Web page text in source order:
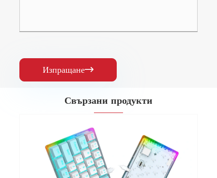
Изпращане
Свързани продукти
LED 87 клавиша кабелна механична игрална
клавиатура
Виж повече >>